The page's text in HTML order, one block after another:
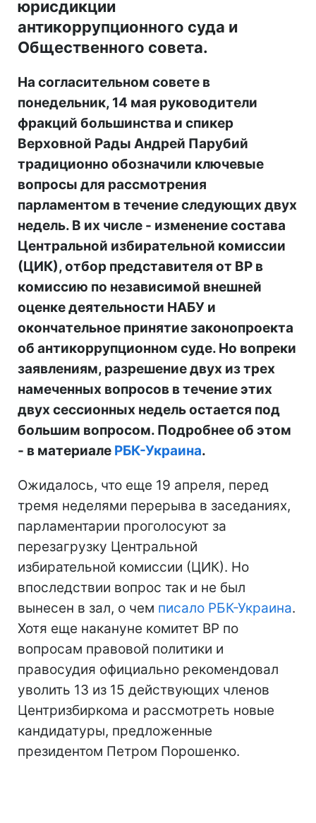
юрисдикции
антикоррупционного суда и
Общественного совета.
На согласительном совете в
понедельник, 14 мая руководители
фракций большинства и спикер
Верховной Рады Андрей Парубий
традиционно обозначили ключевые
вопросы для рассмотрения
парламентом в течение следующих двух
недель. В их числе - изменение состава
Центральной избирательной комиссии
(ЦИК), отбор представителя от ВР в
комиссию по независимой внешней
оценке деятельности НАБУ и
окончательное принятие законопроекта
об антикоррупционном суде. Но вопреки
заявлениям, разрешение двух из трех
намеченных вопросов в течение этих
двух сессионных недель остается под
большим вопросом. Подробнее об этом
- в материале РБК-Украина.
Ожидалось, что еще 19 апреля, перед
тремя неделями перерыва в заседаниях,
парламентарии проголосуют за
перезагрузку Центральной
избирательной комиссии (ЦИК). Но
впоследствии вопрос так и не был
вынесен в зал, о чем писало РБК-Украина.
Хотя еще накануне комитет ВР по
вопросам правовой политики и
правосудия официально рекомендовал
уволить 13 из 15 действующих членов
Центризбиркома и рассмотреть новые
кандидатуры, предложенные
президентом Петром Порошенко.